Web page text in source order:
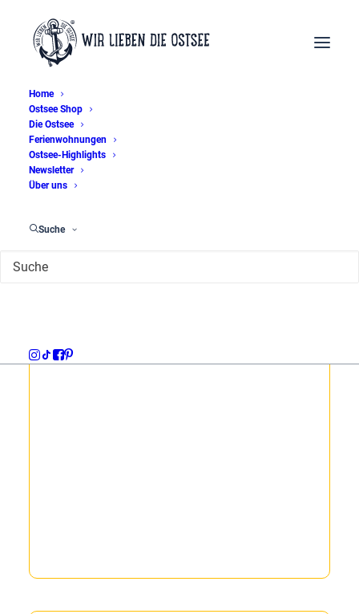
Home
Ostsee Shop
Die Ostsee
Ferienwohnungen
Ostsee-Highlights
Newsletter
Über uns
Suche